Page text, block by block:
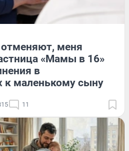
меня
«Мамы в 16»
в
к маленькому сыну
11